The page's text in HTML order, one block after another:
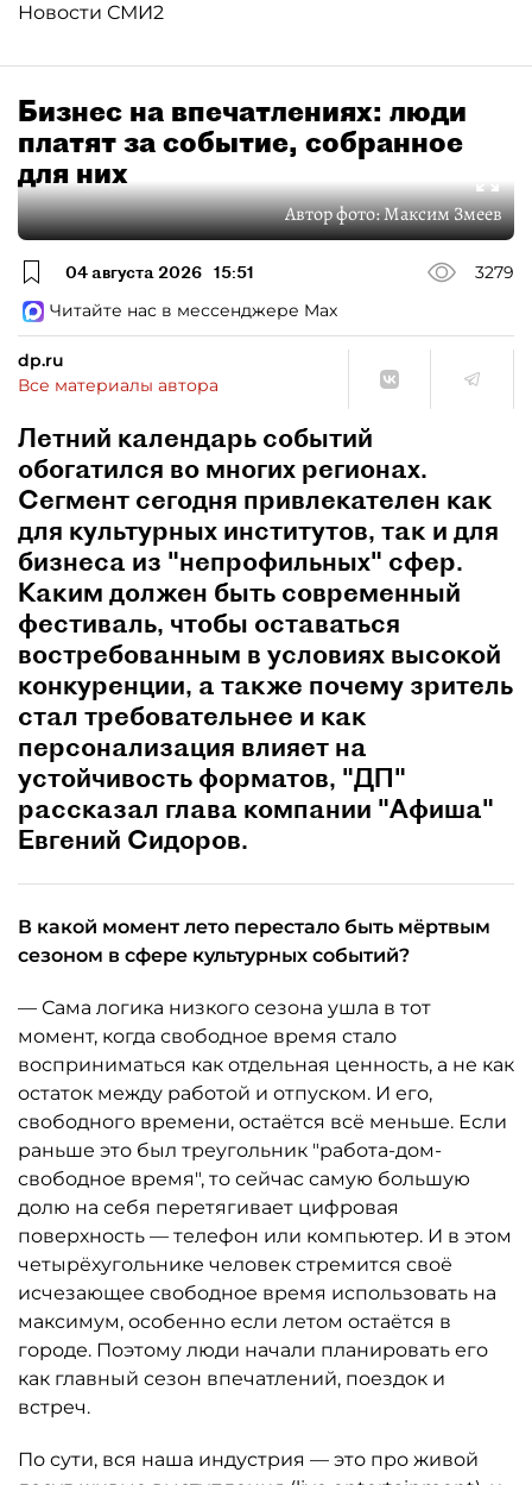
Новости СМИ2
Бизнес на впечатлениях: люди
платят за событие, собранное
для них
Автор фото:Максим Змеев
04 августа 2026 15:51
3279
Читайте нас в мессенджере Max
dp.ru
Все материалы автора
Летний календарь событий
обогатился во многих регионах.
Сегмент сегодня привлекателен как
для культурных институтов, так и для
бизнеса из "непрофильных" сфер.
Каким должен быть современный
фестиваль, чтобы оставаться
востребованным в условиях высокой
конкуренции, а также почему зритель
стал требовательнее и как
персонализация влияет на
устойчивость форматов, "ДП"
рассказал глава компании "Афиша"
Евгений Сидоров.
В какой момент лето перестало быть мёртвым
сезоном в сфере культурных событий?
— Сама логика низкого сезона ушла в тот
момент, когда свободное время стало
восприниматься как отдельная ценность, а не как
остаток между работой и отпуском. И его,
свободного времени, остаётся всё меньше. Если
раньше это был треугольник "работа-дом-
свободное время", то сейчас самую большую
долю на себя перетягивает цифровая
поверхность — телефон или компьютер. И в этом
четырёхугольнике человек стремится своё
исчезающее свободное время использовать на
максимум, особенно если летом остаётся в
городе. Поэтому люди начали планировать его
как главный сезон впечатлений, поездок и
встреч.
По сути, вся наша индустрия — это про живой